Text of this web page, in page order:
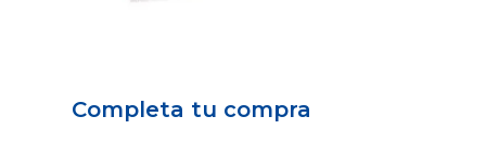
Completa tu compra